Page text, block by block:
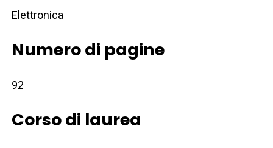
Elettronica
Numero di pagine
92
Corso di laurea